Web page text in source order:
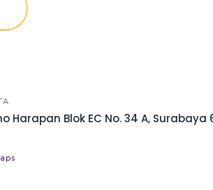
Harapan Blok EC No. 34 A, Surabaya